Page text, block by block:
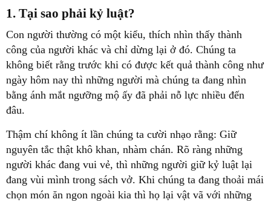
1. Tại sao phải kỷ luật?
Con người thường có một kiểu, thích nhìn thấy thành
công của người khác và chỉ dừng lại ở đó. Chúng ta
không biết rằng trước khi có được kết quả thành công như
ngày hôm nay thì những người mà chúng ta đang nhìn
bằng ánh mắt ngưỡng mộ ấy đã phải nỗ lực nhiều đến
đâu.
Thậm chí không ít lần chúng ta cười nhạo rằng: Giữ
nguyên tắc thật khô khan, nhàm chán. Rõ ràng những
người khác đang vui vẻ, thì những người giữ kỷ luật lại
đang vùi mình trong sách vở. Khi chúng ta đang thoải mái
chọn món ăn ngon ngoài kia thì họ lại vật vã với những